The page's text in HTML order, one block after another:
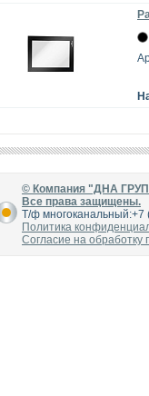
© Компания "ДНА
Все права защищены.
Т/ф
Политика
Согласие на